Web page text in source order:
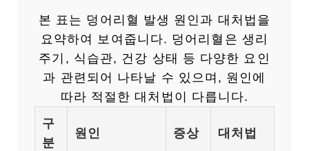
본 표는 덩어리혈 발생 원인과 대처법을
요약하여 보여줍니다. 덩어리혈은 생리
주기, 식습관, 건강 상태 등 다양한 요인
과 관련되어 나타날 수 있으며, 원인에
따라 적절한 대처법이 다릅니다.
구
분
원인 증상 대처법